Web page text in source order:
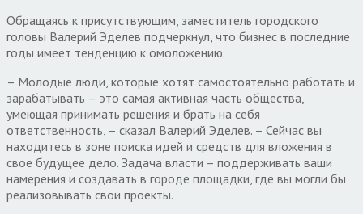
Обращаясь к присутствующим, заместитель городского
головы Валерий Эделев подчеркнул, что бизнес в последние
годы имеет тенденцию к омоложению.
– Молодые люди, которые хотят самостоятельно работать и
зарабатывать – это самая активная часть общества,
умеющая принимать решения и брать на себя
ответственность, – сказал Валерий Эделев. – Сейчас вы
находитесь в зоне поиска идей и средств для вложения в
свое будущее дело. Задача власти – поддерживать ваши
намерения и создавать в городе площадки, где вы могли бы
реализовывать свои проекты.